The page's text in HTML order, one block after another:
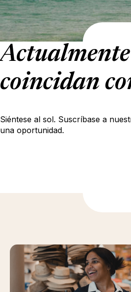
coincidan
Siéntese al sol. Suscríbase a
una oportunidad.